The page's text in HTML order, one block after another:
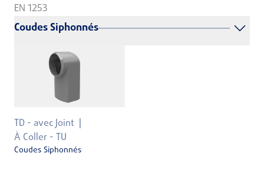
EN 1253
Coudes Siphonnés
TD - avec Joint
À Coller - TU
Coudes Siphonnés